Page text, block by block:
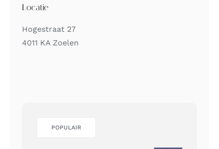
Locatie
Hogestraat 27
4011 KA Zoelen
POPULAIR